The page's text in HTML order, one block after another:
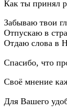
Как ты принял
Забываю твои
Отпускаю в
Отдаю слова в
Спасибо, что
Своё мнение
Для Вашего